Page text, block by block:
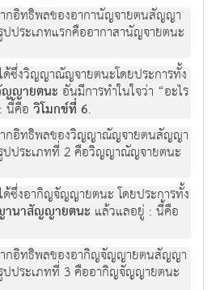
กอิทธิพลของอากานัญจายตนสัญญา
ประเภทแรกคืออากาสานัญจายตนะ
ด้ซึ่งวิญญาณัญจายตนะโดยประการทั้ง
ญญายตนะ อันมีการทำในใจว่า “อะไร
นี้คือ วิโมกข์ที่ 6.
กอิทธิพลของวิญญาณัญจายตนสัญญา
ปประเภทที่ 2 คือวิญญาณัญจายตนะ
ด้ซึ่งอากิญจัญญายตนะ โดยประการทั้ง
านาสัญญายตนะ แล้วแลอยู่ : นี้คือ
กอิทธิพลของอากิญจัญญายตนสัญญา
ปประเภทที่ 3 คืออากิญจัญญายตนะ